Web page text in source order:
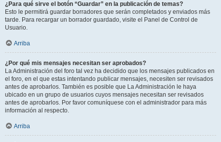
¿Para qué sirve el botón “Guardar” en la publicación de temas?
Esto le permitirá guardar borradores que serán completados y enviados más
tarde. Para recargar un borrador guardado, visite el Panel de Control de
Usuario.
Arriba
¿Por qué mis mensajes necesitan ser aprobados?
La Administración del foro tal vez ha decidido que los mensajes publicados en
el foro, en el que estas intentando publicar mensajes, necesiten ser revisados
antes de aprobarlos. También es posible que La Administración le haya
ubicado en un grupo de usuarios cuyos mensajes necesitan ser revisados
antes de aprobarlos. Por favor comuníquese con el administrador para más
información al respecto.
Arriba